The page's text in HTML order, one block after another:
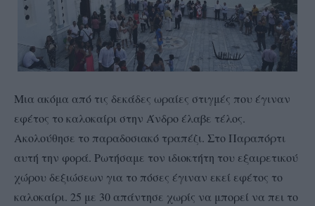
Μια ακόμα από τις δεκάδες ωραίες στιγμές που έγιναν
εφέτος το καλοκαίρι στην Άνδρο έλαβε τέλος.
Ακολούθησε το παραδοσιακό τραπέζι. Στο Παραπόρτι
αυτή την φορά. Ρωτήσαμε τον ιδιοκτήτη του εξαιρετικού
χώρου δεξιώσεων για το πόσες έγιναν εκεί εφέτος το
καλοκαίρι. 25 με 30 απάντησε χωρίς να μπορεί να πει το